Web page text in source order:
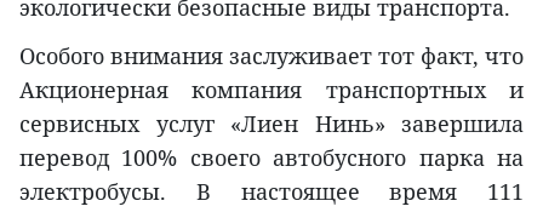
экологически безопасные виды транспорта.
Особого внимания заслуживает тот факт, что
Акционерная компания транспортных и
сервисных услуг «Лиен Нинь» завершила
перевод 100% своего автобусного парка на
электробусы. В настоящее время 111